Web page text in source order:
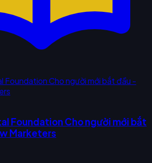
Foundation Cho người mới bắt
Marketers